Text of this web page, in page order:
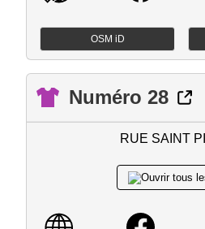
OSM iD
Numéro 28
RUE SAINT